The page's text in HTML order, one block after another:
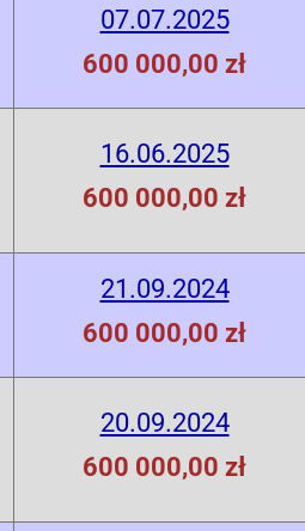
07.07.2025
600 000,00 zł
16.06.2025
600 000,00 zł
21.09.2024
600 000,00 zł
20.09.2024
600 000,00 zł